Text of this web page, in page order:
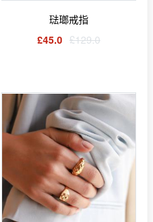
琺瑯戒指
£45.0 £129.0